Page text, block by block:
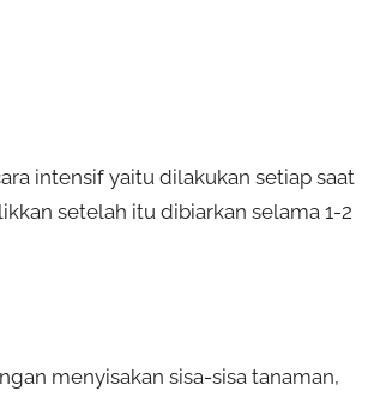
intensif yaitu dilakukan setiap saat
setelah itu dibiarkan selama 1-2
menyisakan sisa-sisa tanaman,